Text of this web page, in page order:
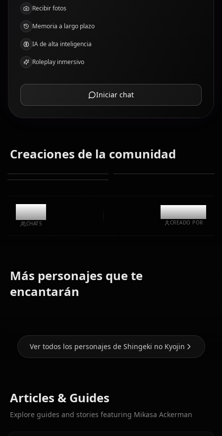
Recibir fotos
Memoria a largo plazo
IA de alta inteligencia
Roleplay inmersivo
Iniciar chat
Creaciones de la comunidad
12.3k
CHATS
@kanashi
CREADO POR
Más personajes que te
encantarán
Levi
Ver todos los personajes de Shingeki no Kyojin
Articles & Guides
Explore guides and stories featuring Mikasa Ackerman